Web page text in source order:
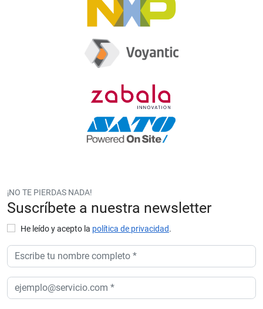
¡NO TE PIERDAS NADA!
Suscríbete a nuestra newsletter
He leído y acepto la política de privacidad.